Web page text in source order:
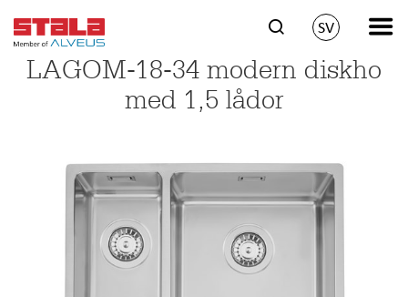
SV
LAGOM-18-34 modern diskho
med 1,5 lådor